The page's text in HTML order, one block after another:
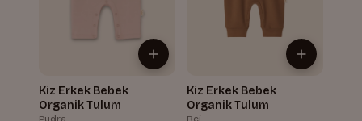
Kiz Erkek Bebek
Organik Tulum
Kiz Erkek Bebek
Organik Tulum